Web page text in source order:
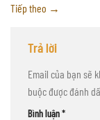
Tiếp theo →
Trả lời
Email của bạn sẽ
buộc được đánh
Bình luận*